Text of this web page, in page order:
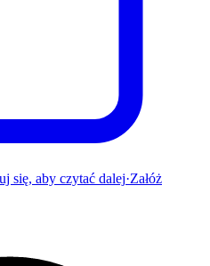
się, aby czytać dalej·Załóż